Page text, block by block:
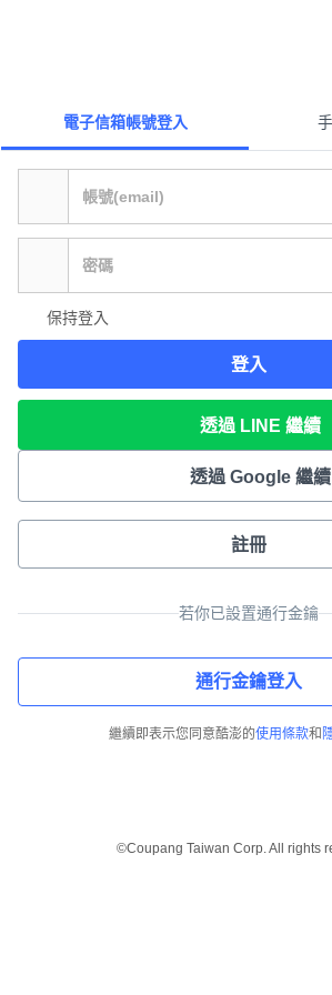
電子信箱帳號登入
保持登入
登入
透過 LINE 繼續
透過 Google 繼續
註冊
若你已設置通行金鑰
通行金鑰登入
繼續即表示您同意酷澎的使用條款和
©Coupang Taiwan Corp. All rights